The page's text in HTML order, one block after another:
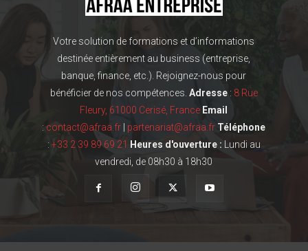
Votre solution de formations et d’informations
destinée entièrement au business (entreprise,
banque, finance, etc.). Rejoignez-nous pour
bénéficier de nos compétences. Adresse: 8 Rue
Fleury, 61000 Cerisé, France Email
: contact@afraa.fr partenariat@afraa.fr Téléphone
: +33 2 39 89 69 21 Heures d'ouverture : Lundi au
vendredi, de 08h30 à 18h30